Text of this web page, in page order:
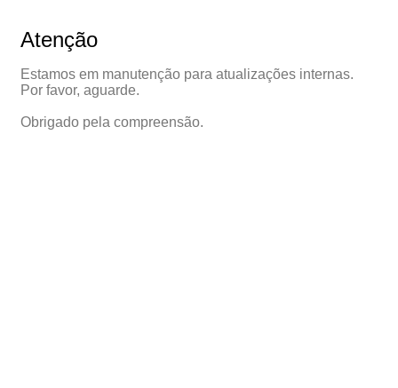
Atenção
Estamos em manutenção para atualizações internas.
Por favor, aguarde.
Obrigado pela compreensão.